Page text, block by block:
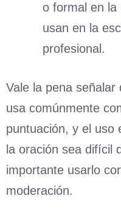
o formal en
usan en la
profesional.
Vale la pena
usa comúnmente
puntuación, y el uso
la oración sea difícil
importante usarlo
moderación.